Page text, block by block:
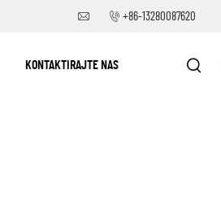
+86-13280087620
KONTAKTIRAJTE NAS